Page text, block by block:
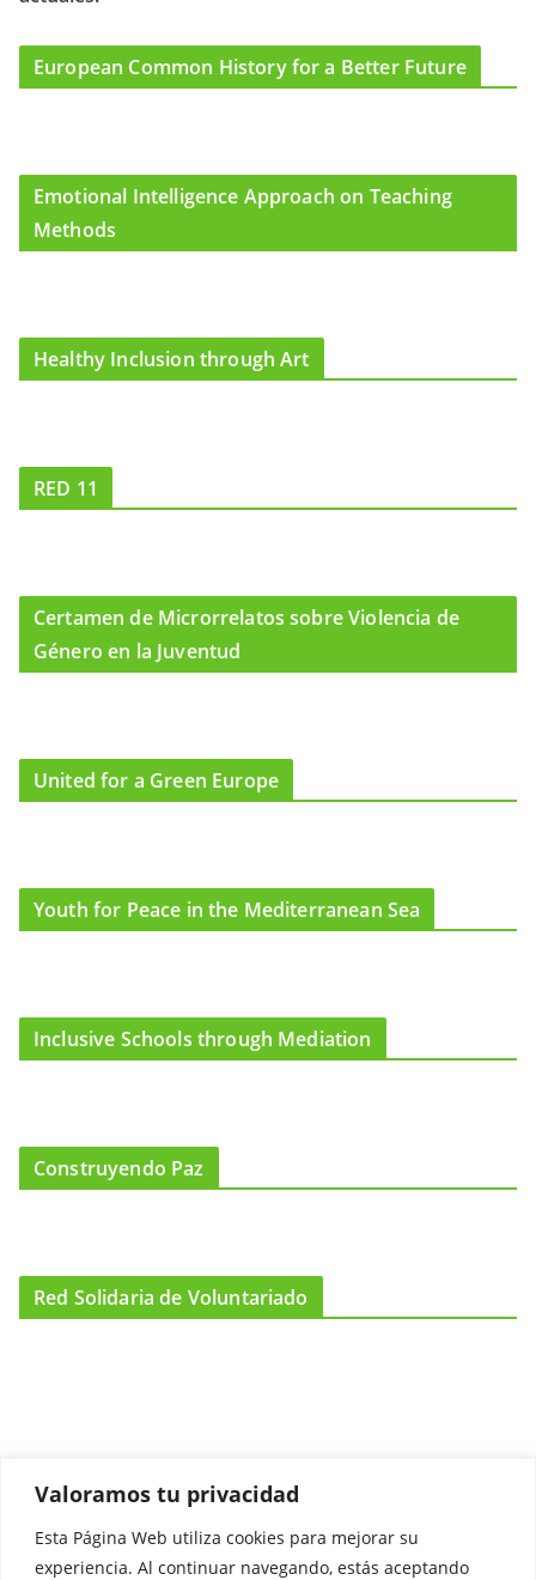
Valoramos tu privacidad
Esta Página Web utiliza cookies para mejorar su
experiencia. Al continuar navegando, estás aceptando
m
European Common History for a Better Future
Emotional Intelligence Approach on Teaching
Methods
Healthy Inclusion through Art
RED 11
Certamen de Microrrelatos sobre Violencia de
Género en la Juventud
United for a Green Europe
Youth for Peace in the Mediterranean Sea
Inclusive Schools through Mediation
Construyendo Paz
Red Solidaria de Voluntariado
Promociónate